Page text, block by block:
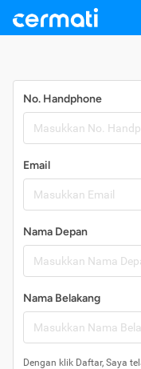
No. Handphone
Email
Nama Depan
Nama Belakang
Dengan klik Daftar, Saya